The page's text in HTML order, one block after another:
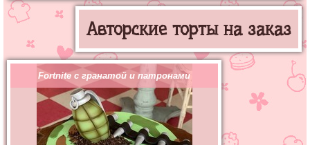
Авторские торты на заказ
Fortnite с гранатой и патронами